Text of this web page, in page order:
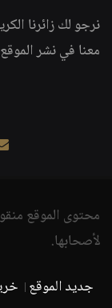
نرجو لك زائرنا
معنا في نشر
محتوى الموقع
لأصحابها.
جديد الموقع